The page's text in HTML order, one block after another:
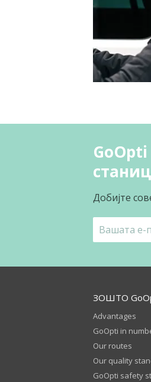
Добијте
ЗОШТО
Advantages
GoOpti in
Our routes
Our quality
GoOpti safety